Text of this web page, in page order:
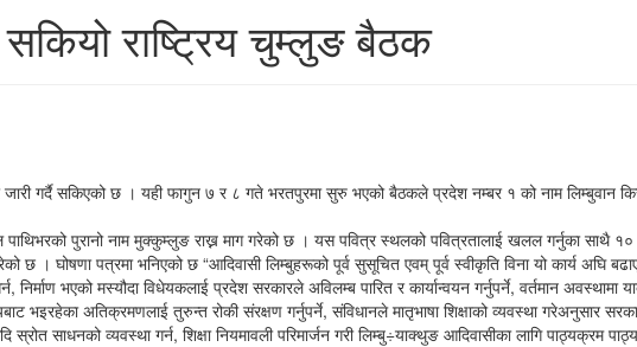
सकियो राष्ट्रिय चुम्लुङ बैठक
गर्दै सकिएको छ । यही फागुन ७ र ८ गते भरतपुरमा सुरु भएको बैठकले प्रदेश नम्बर १ को नाम लिम्बुवान
पुरानो नाम मुक्कुम्लुङ राख्न माग गरेको छ । यस पवित्र स्थलको पवित्रतालाई खलल गर्नुका साथै
छ । घोषणा पत्रमा भनिएको छ “आदिवासी लिम्बुहरूको पूर्व सुसूचित एवम् पूर्व स्वीकृति विना यो कार्य अघि
निर्माण भएको मस्यौदा विधेयकलाई प्रदेश सरकारले अविलम्ब पारित र कार्यान्वयन गर्नुपर्ने, वर्तमान
अतिक्रमणलाई तुरुन्त रोकी संरक्षण गर्नुपर्ने, संविधानले मातृभाषा शिक्षाको व्यवस्था गरेअनुसार
साधनको व्यवस्था गर्न, शिक्षा नियमावली परिमार्जन गरी लिम्बु÷याक्थुङ आदिवासीका लागि